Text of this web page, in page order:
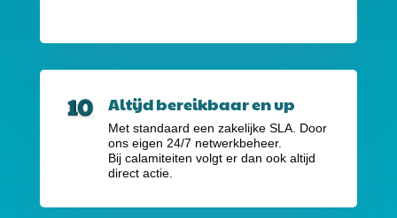
Altijd bereikbaar en up
Met standaard een zakelijke SLA. Door
ons eigen 24/7 netwerkbeheer.
Bij calamiteiten volgt er dan ook altijd
direct actie.